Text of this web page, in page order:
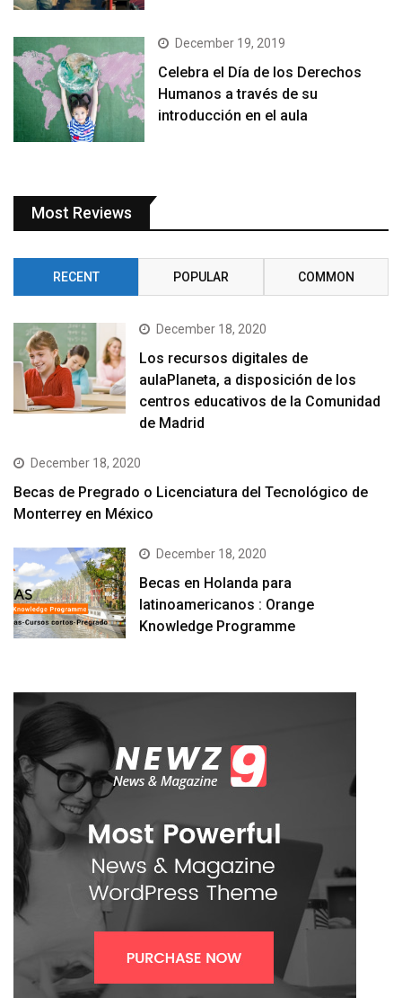
December 19, 2019
Celebra el Día de los Derechos
Humanos a través de su
introducción en el aula
Most Reviews
RECENT POPULAR COMMON
December 18, 2020
Los recursos digitales de
aulaPlaneta, a disposición de los
centros educativos de la Comunidad
de Madrid
December 18, 2020
Becas de Pregrado o Licenciatura del Tecnológico de
Monterrey en México
December 18, 2020
Becas en Holanda para
latinoamericanos : Orange
Knowledge Programme